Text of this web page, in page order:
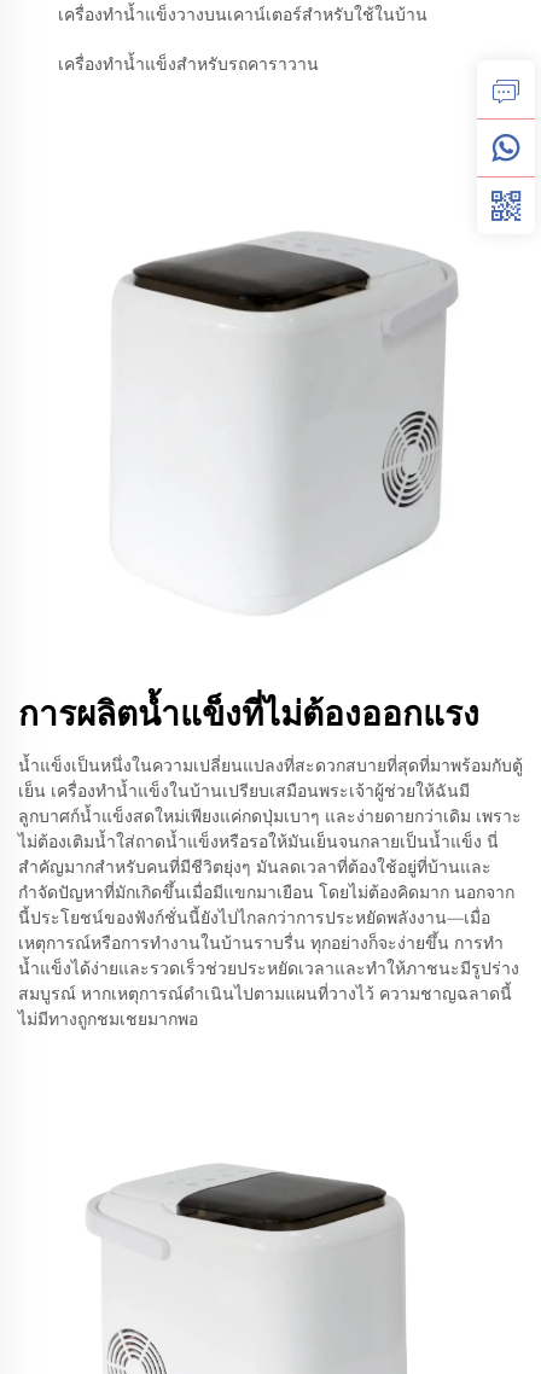
เครื่องทำน้ำแข็งวางบนเคาน์เตอร์สำหรับใช้ในบ้าน
เครื่องทำน้ำแข็งสำหรับรถคาราวาน
การผลิตน้ำแข็งที่ไม่ต้องออกแรง
น้ำแข็งเป็นหนึ่งในความเปลี่ยนแปลงที่สะดวกสบายที่สุดที่มาพร้อมกับตู้
เย็น เครื่องทำน้ำแข็งในบ้านเปรียบเสมือนพระเจ้าผู้ช่วยให้ฉันมี
ลูกบาศก์น้ำแข็งสดใหม่เพียงแค่กดปุ่มเบาๆ และง่ายดายกว่าเดิม เพราะ
ไม่ต้องเติมน้ำใส่ถาดน้ำแข็งหรือรอให้มันเย็นจนกลายเป็นน้ำแข็ง นี่
สำคัญมากสำหรับคนที่มีชีวิตยุ่งๆ มันลดเวลาที่ต้องใช้อยู่ที่บ้านและ
กำจัดปัญหาที่มักเกิดขึ้นเมื่อมีแขกมาเยือน โดยไม่ต้องคิดมาก นอกจาก
นี้ประโยชน์ของฟังก์ชั่นนี้ยังไปไกลกว่าการประหยัดพลังงาน—เมื่อ
เหตุการณ์หรือการทำงานในบ้านราบรื่น ทุกอย่างก็จะง่ายขึ้น การทำ
น้ำแข็งได้ง่ายและรวดเร็วช่วยประหยัดเวลาและทำให้ภาชนะมีรูปร่าง
สมบูรณ์ หากเหตุการณ์ดำเนินไปตามแผนที่วางไว้ ความชาญฉลาดนี้
ไม่มีทางถูกชมเชยมากพอ